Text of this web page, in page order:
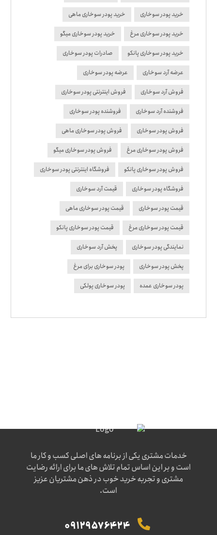
خرید پودر سوخاری خرید پودر سوخاری ماهی
خرید پودر سوخاری مرغ خرید پودر سوخاری میگو
خرید پودر سوخاری پانکو صادرات پودر سوخاری
عرضه آرد سوخاری عرضه پودر سوخاری
فروش آرد سوخاری فروش اینترنتی پودر سوخاری
فروشنده آرد سوخاری فروشنده پودر سوخاری
فروش پودر سوخاری فروش پودر سوخاری ماهی
فروش پودر سوخاری مرغ فروش پودر سوخاری میگو
فروش پودر سوخاری پانکو فروشگاه اینترنتی پودر سوخاری
فروشگاه پودر سوخاری قیمت آرد سوخاری
قیمت پودر سوخاری قیمت پودر سوخاری ماهی
قیمت پودر سوخاری مرغ قیمت پودر سوخاری پانکو
نمایندگی پودر سوخاری پخش آرد سوخاری
پخش پودر سوخاری پودر سوخاری برای مرغ
پودر سوخاری عمده پودر سوخاری پولکی
خدمات مشتری یکی از برنامه های اصلی کسب و کار ما
است و بر این اساس تمام تلاش های ما برای ارائه رضایت
مشتری و تجربه خرید خوب در ذهن مشتریان عزیز
است.
09129576424